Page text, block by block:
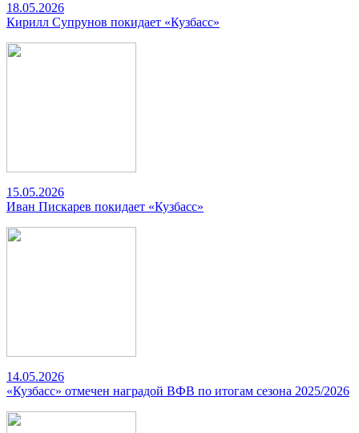
18.05.2026
Кирилл Супрунов покидает «Кузбасс»
15.05.2026
Иван Пискарев покидает «Кузбасс»
14.05.2026
«Кузбасс» отмечен наградой ВФВ по итогам сезона 2025/2026